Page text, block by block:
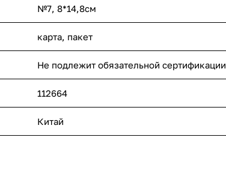
№7, 8*14,8см
карта, пакет
Не подлежит обязательной сертификации
112664
Китай